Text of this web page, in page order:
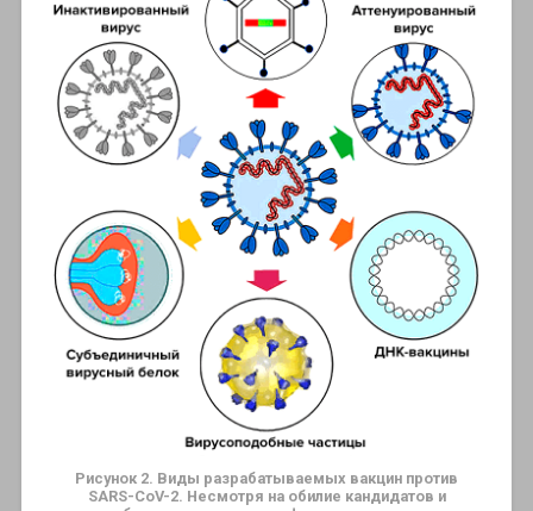
Рисунок 2. Виды разрабатываемых вакцин против
SARS-CoV-2. Несмотря на обилие кандидатов и